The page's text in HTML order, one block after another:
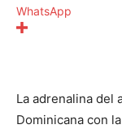
WhatsApp
La adrenalina del
Dominicana con